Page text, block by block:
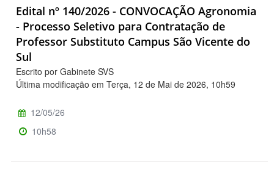
Edital nº 140/2026 - CONVOCAÇÃO Agronomia
- Processo Seletivo para Contratação de
Professor Substituto Campus São Vicente do
Sul
Escrito por Gabinete SVS
Última modificação em Terça, 12 de Mai de 2026, 10h59
12/05/26
10h58